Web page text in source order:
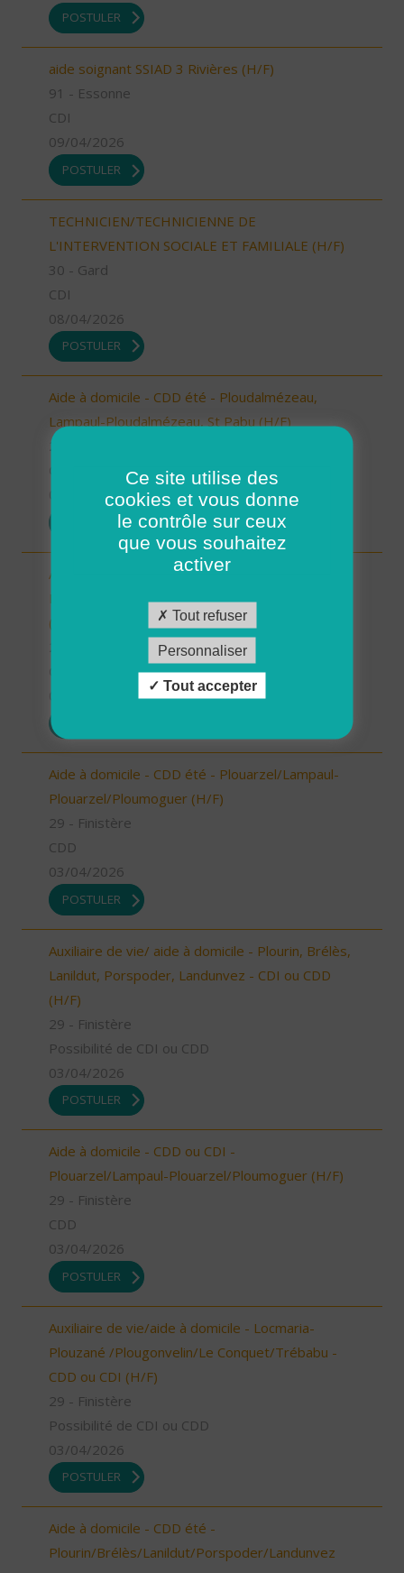
POSTULER
aide soignant SSIAD 3 Rivières (H/F)
91 - Essonne
CDI
09/04/2026
POSTULER
TECHNICIEN/TECHNICIENNE DE
L'INTERVENTION SOCIALE ET FAMILIALE (H/F)
30 - Gard
CDI
08/04/2026
POSTULER
Aide à domicile - CDD été - Ploudalmézeau,
Lampaul-Ploudalmézeau, St Pabu (H/F)
29 - Finistère
03/04/2026
Aide à domicile - CDD été - Locmaria-
Plouzané/Plougonvelin/Le Conquet/Trébabu
(H/F)
Aide à domicile - CDD été - Plouarzel/Lampaul-
Plouarzel/Ploumoguer (H/F)
29 - Finistère
CDD
03/04/2026
POSTULER
Auxiliaire de vie/ aide à domicile - Plourin, Brélès,
Lanildut, Porspoder, Landunvez - CDI ou CDD
(H/F)
29 - Finistère
Possibilité de CDI ou CDD
03/04/2026
POSTULER
Aide à domicile - CDD ou CDI -
Plouarzel/Lampaul-Plouarzel/Ploumoguer (H/F)
29 - Finistère
CDD
03/04/2026
POSTULER
Auxiliaire de vie/aide à domicile - Locmaria-
Plouzané /Plougonvelin/Le Conquet/Trébabu -
CDD ou CDI (H/F)
29 - Finistère
Possibilité de CDI ou CDD
03/04/2026
POSTULER
Aide à domicile - CDD été -
Plourin/Brélès/Lanildut/Porspoder/Landunvez
Ce site utilise des
cookies et vous donne
le contrôle sur ceux
que vous souhaitez
activer
Tout refuser
Personnaliser
Tout accepter